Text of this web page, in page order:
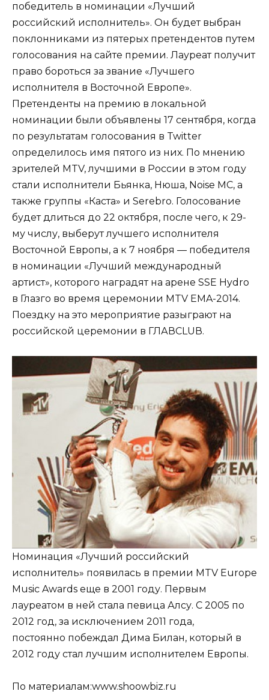
победитель в номинации «Лучший
российский исполнитель». Он будет выбран
поклонниками из пятерых претендентов путем
голосования на сайте премии. Лауреат получит
право бороться за звание «Лучшего
исполнителя в Восточной Европе».
Претенденты на премию в локальной
номинации были объявлены 17 сентября, когда
по результатам голосования в Twitter
определилось имя пятого из них. По мнению
зрителей MTV, лучшими в России в этом году
стали исполнители Бьянка, Нюша, Noise MC, а
также группы «Каста» и Serebro. Голосование
будет длиться до 22 октября, после чего, к 29-
му числу, выберут лучшего исполнителя
Восточной Европы, а к 7 ноября — победителя
в номинации «Лучший международный
артист», которого наградят на арене SSE Hydro
в Глазго во время церемонии MTV EMA-2014.
Поездку на это мероприятие разыграют на
российской церемонии в ГЛАВCLUВ.
Номинация «Лучший российский
исполнитель» появилась в премии MTV Europe
Music Awards еще в 2001 году. Первым
лауреатом в ней стала певица Алсу. С 2005 по
2012 год, за исключением 2011 года,
постоянно побеждал Дима Билан, который в
2012 году стал лучшим исполнителем Европы.
По материалам:www.shoowbiz.ru